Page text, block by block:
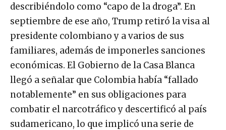
describiéndolo como “capo de la droga”. En
septiembre de ese año, Trump retiró la visa al
presidente colombiano y a varios de sus
familiares, además de imponerles sanciones
económicas. El Gobierno de la Casa Blanca
llegó a señalar que Colombia había “fallado
notablemente” en sus obligaciones para
combatir el narcotráfico y descertificó al país
sudamericano, lo que implicó una serie de